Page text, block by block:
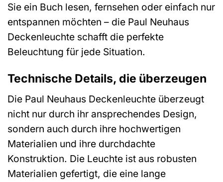
Sie ein Buch lesen, fernsehen oder einfach nur
entspannen möchten – die Paul Neuhaus
Deckenleuchte schafft die perfekte
Beleuchtung für jede Situation.
Technische Details, die überzeugen
Die Paul Neuhaus Deckenleuchte überzeugt
nicht nur durch ihr ansprechendes Design,
sondern auch durch ihre hochwertigen
Materialien und ihre durchdachte
Konstruktion. Die Leuchte ist aus robusten
Materialien gefertigt, die eine lange